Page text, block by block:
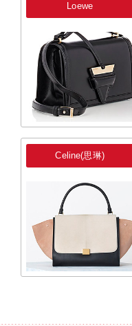
Loewe
Celine(思琳)